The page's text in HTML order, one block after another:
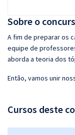
Sobre o
A fim de preparar os
equipe de
aborda a teoria dos
Então, vamos unir
Cursos deste